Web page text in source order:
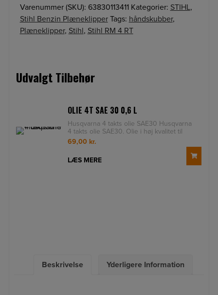
Varenummer (SKU): 63830113411 Kategorier: STIHL,
Stihl Benzin Plæneklipper Tags: håndskubber,
Plæneklipper, Stihl, Stihl RM 4 RT
Udvalgt Tilbehør
OLIE 4T SAE 30 0,6 L
Husqvarna 4 takts olie SAE30 Husqvarna
4 takts olie SAE30. Olie i høj kvalitet til
firetakts mot
69,00 kr.
LÆS MERE
Beskrivelse Yderligere Information